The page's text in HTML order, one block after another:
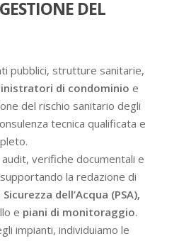
DEL
pubblici, strutture sanitarie,
di condominio e
del rischio sanitario degli
tecnica qualificata e
verifiche documentali e
la redazione di
dell’Acqua (PSA),
e piani di monitoraggio.
impianti, individuiamo le